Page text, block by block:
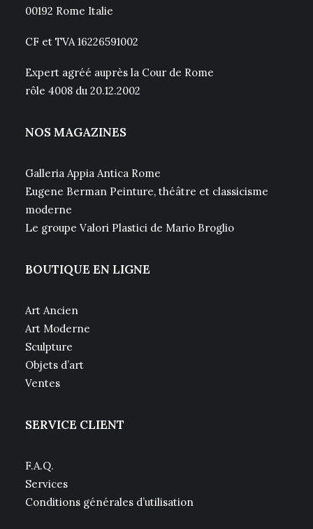
00192 Rome Italie
CF et TVA 16226591002
Expert agréé auprès la Cour de Rome
rôle 4008 du 20.12.2002
NOS MAGAZINES
Galleria Appia Antica Rome
Eugene Berman Peinture, théâtre et classicisme
moderne
Le groupe Valori Plastici de Mario Broglio
BOUTIQUE EN LIGNE
Art Ancien
Art Moderne
Sculpture
Objets d’art
Ventes
SERVICE CLIENT
F.A.Q.
Services
Conditions générales d’utilisation